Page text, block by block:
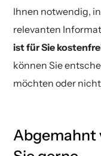
Ihnen notwendig,
relevanten
ist für Sie
können Sie
möchten oder
Abgemahnt